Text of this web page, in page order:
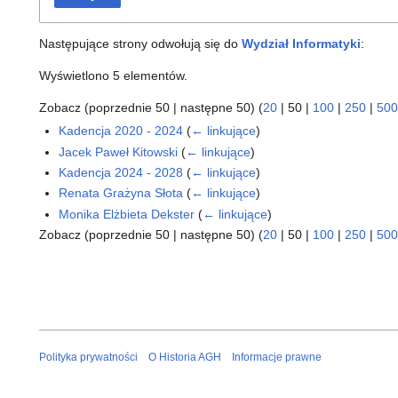
Następujące strony odwołują się do Wydział Informatyki:
Wyświetlono 5 elementów.
Zobacz (poprzednie 50 | następne 50) (20 | 50 | 100 | 250 | 500
Kadencja 2020 - 2024 (← linkujące)
Jacek Paweł Kitowski (← linkujące)
Kadencja 2024 - 2028 (← linkujące)
Renata Grażyna Słota (← linkujące)
Monika Elżbieta Dekster (← linkujące)
Zobacz (poprzednie 50 | następne 50) (20 | 50 | 100 | 250 | 500
Polityka prywatności O Historia AGH Informacje prawne